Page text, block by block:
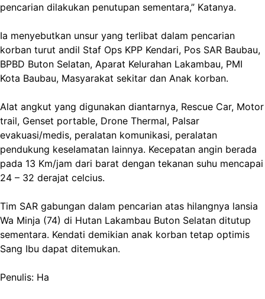
pencarian dilakukan penutupan sementara,” Katanya.
Ia menyebutkan unsur yang terlibat dalam pencarian
korban turut andil Staf Ops KPP Kendari, Pos SAR Baubau,
BPBD Buton Selatan, Aparat Kelurahan Lakambau, PMI
Kota Baubau, Masyarakat sekitar dan Anak korban.
Alat angkut yang digunakan diantarnya, Rescue Car, Motor
trail, Genset portable, Drone Thermal, Palsar
evakuasi/medis, peralatan komunikasi, peralatan
pendukung keselamatan lainnya. Kecepatan angin berada
pada 13 Km/jam dari barat dengan tekanan suhu mencapai
24 – 32 derajat celcius.
Tim SAR gabungan dalam pencarian atas hilangnya lansia
Wa Minja (74) di Hutan Lakambau Buton Selatan ditutup
sementara. Kendati demikian anak korban tetap optimis
Sang Ibu dapat ditemukan.
Penulis: Ha